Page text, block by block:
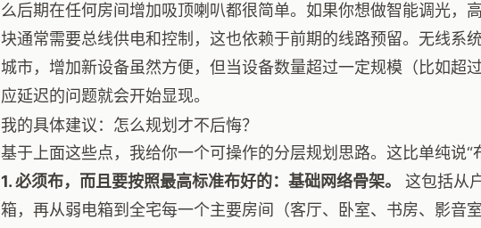
么后期在任何房间增加吸顶喇叭都很简单。如果你想做智能调光，
块通常需要总线供电和控制，这也依赖于前期的线路预留。无线系
城市，增加新设备虽然方便，但当设备数量超过一定规模（比如超
应延迟的问题就会开始显现。
我的具体建议：怎么规划才不后悔？
基于上面这些点，我给你一个可操作的分层规划思路。这比单纯说“
1. 必须布，而且要按照最高标准布好的：基础网络骨架。
这包括从
箱，再从弱电箱到全宅每一个主要房间（客厅、卧室、书房、影音